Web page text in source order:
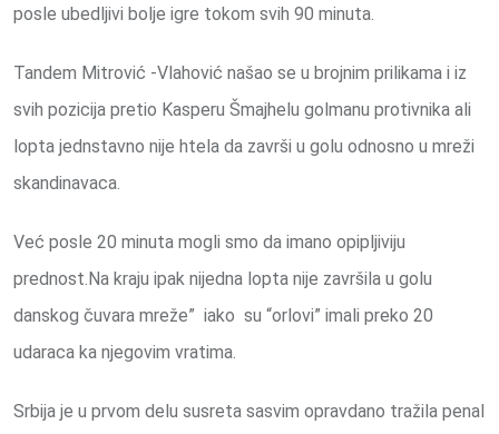
posle ubedljivi bolje igre tokom svih 90 minuta.
Tandem Mitrović -Vlahović našao se u brojnim prilikama i iz
svih pozicija pretio Kasperu Šmajhelu golmanu protivnika ali
lopta jednstavno nije htela da završi u golu odnosno u mreži
skandinavaca.
Već posle 20 minuta mogli smo da imano opipljiviju
prednost.Na kraju ipak nijedna lopta nije završila u golu
danskog čuvara mreže” iako su “orlovi” imali preko 20
udaraca ka njegovim vratima.
Srbija je u prvom delu susreta sasvim opravdano tražila penal